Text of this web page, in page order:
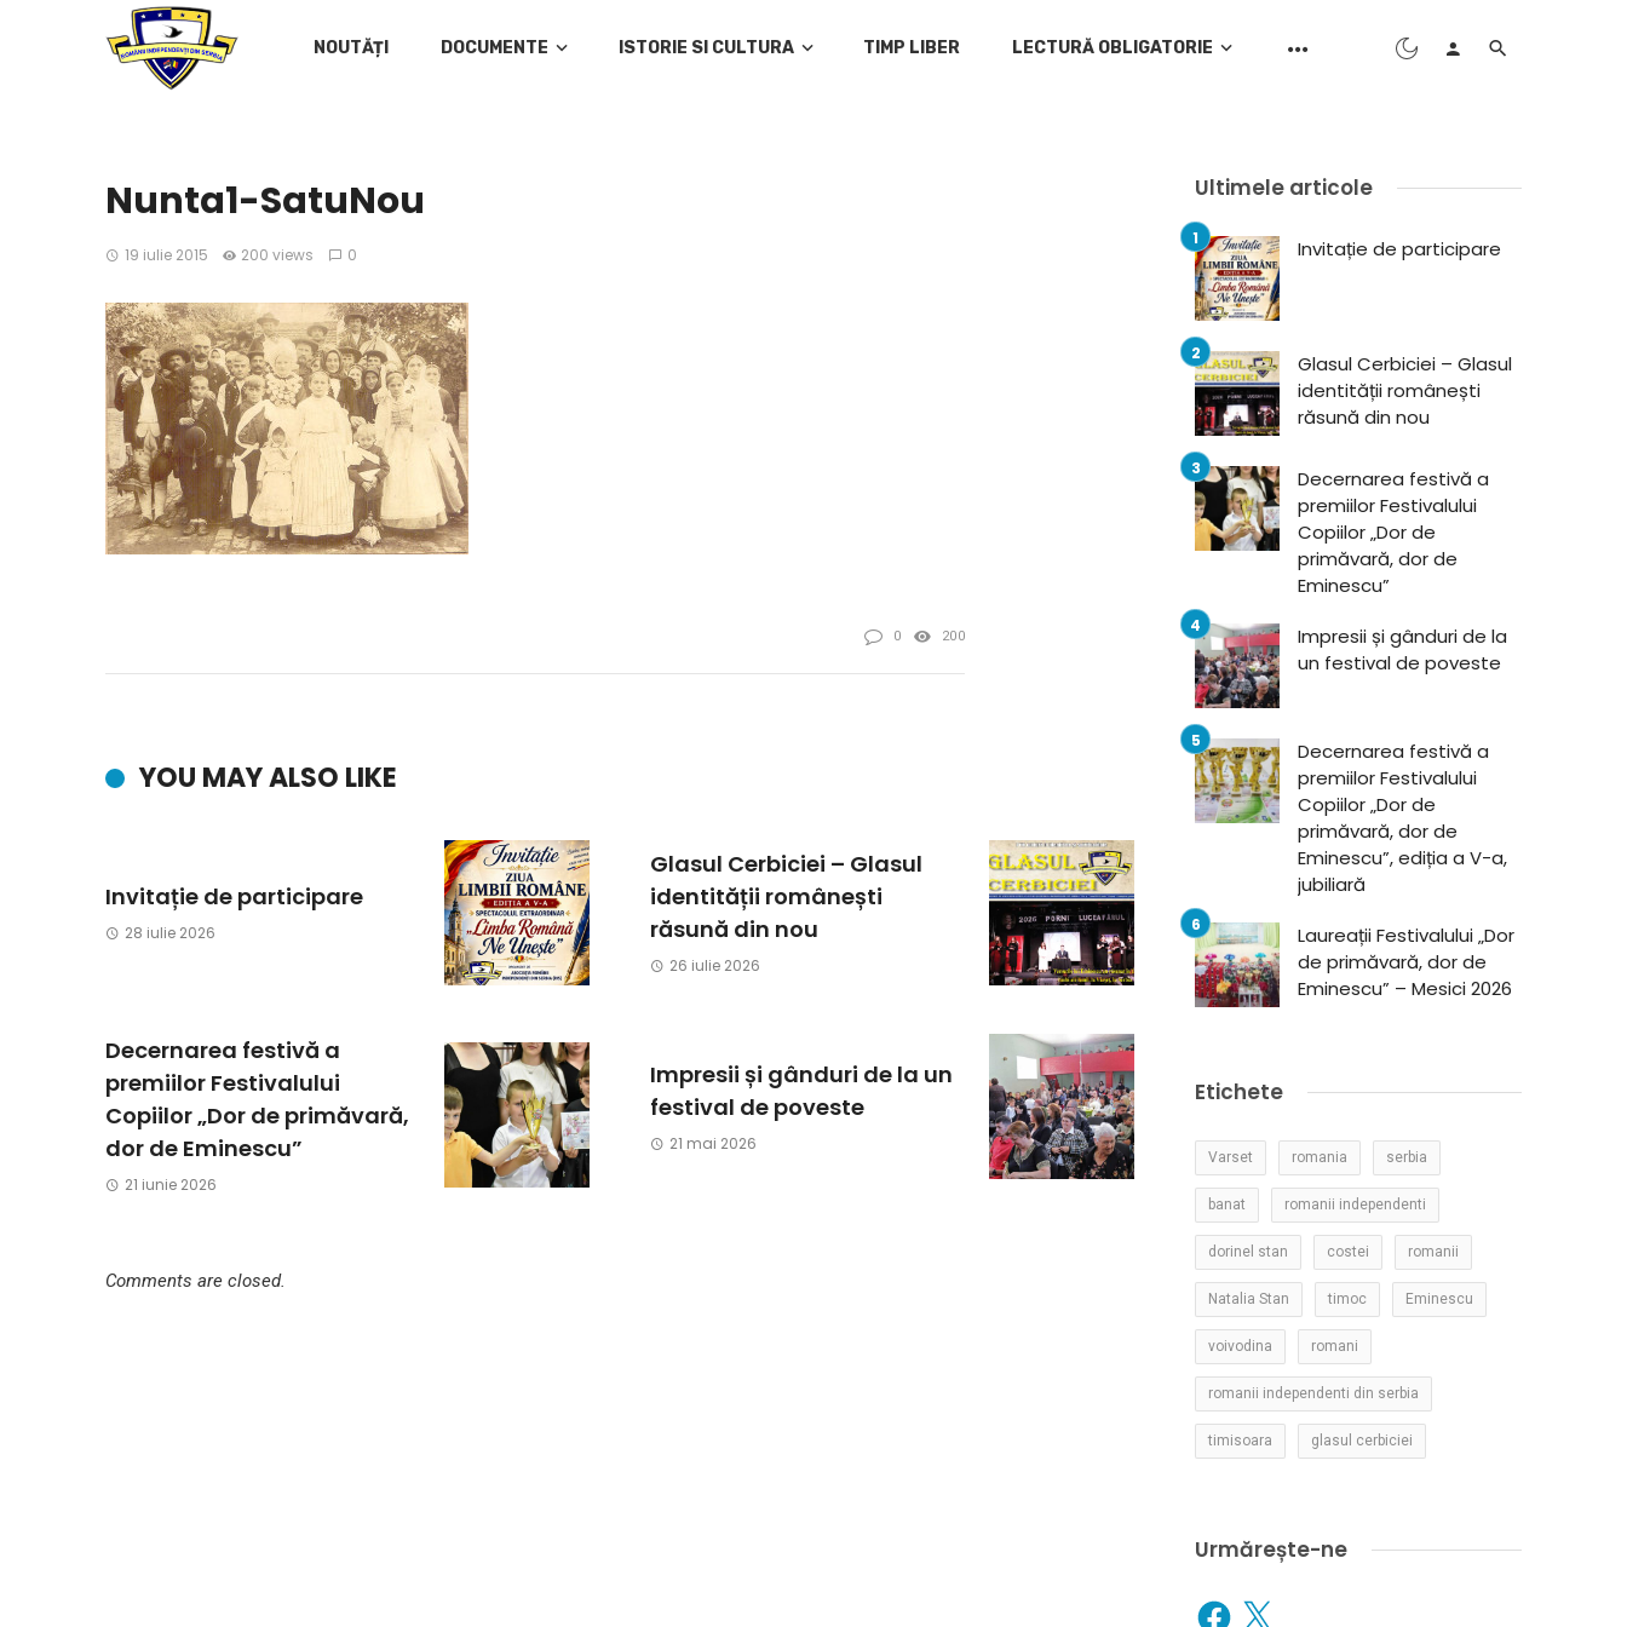
NOUTĂȚI DOCUMENTE ISTORIE SI CULTURA TIMP LIBER LECTURĂ OBLIGATORIE
Nunta1-SatuNou
19 iulie 2015 200 views 0
0 200
YOU MAY ALSO LIKE
Invitație de participare
28 iulie 2026
Glasul Cerbiciei – Glasul
identității românești
răsună din nou
26 iulie 2026
Decernarea festivă a
premiilor Festivalului
Copiilor „Dor de primăvară,
dor de Eminescu”
21 iunie 2026
Impresii și gânduri de la un
festival de poveste
21 mai 2026
Comments are closed.
Ultimele articole
Invitație de participare
Glasul Cerbiciei – Glasul
identității românești
răsună din nou
Decernarea festivă a
premiilor Festivalului
Copiilor „Dor de
primăvară, dor de
Eminescu”
Impresii și gânduri de la
un festival de poveste
Decernarea festivă a
premiilor Festivalului
Copiilor „Dor de
primăvară, dor de
Eminescu”, ediția a V-a,
jubiliară
Laureații Festivalului „Dor
de primăvară, dor de
Eminescu” – Mesici 2026
Etichete
Varset romania serbia
banat romanii independenti
dorinel stan costei romanii
Natalia Stan timoc Eminescu
voivodina romani
romanii independenti din serbia
timisoara glasul cerbiciei
Urmărește-ne
Facebook
X